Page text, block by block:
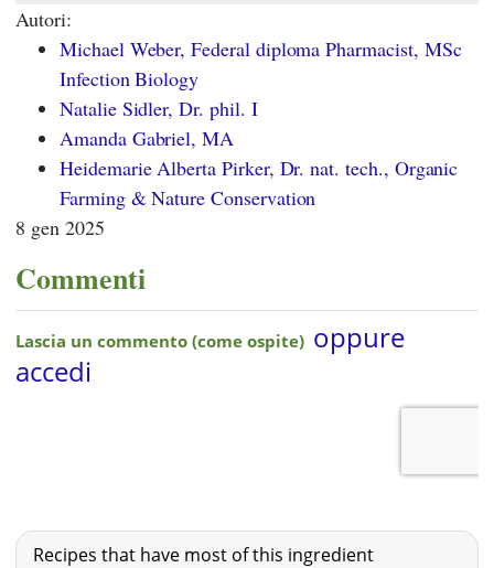
Autori:
Michael Weber, Federal diploma Pharmacist, MSc
Infection Biology
Natalie Sidler, Dr. phil. I
Amanda Gabriel, MA
Heidemarie Alberta Pirker, Dr. nat. tech., Organic
Farming & Nature Conservation
8 gen 2025
Commenti
Recipes that have most of this ingredient